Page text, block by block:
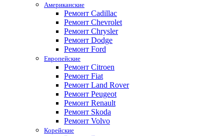
Американские
Ремонт Cadillac
Ремонт Chevrolet
Ремонт Chrysler
Ремонт Dodge
Ремонт Ford
Европейские
Ремонт Citroen
Ремонт Fiat
Ремонт Land Rover
Ремонт Peugeot
Ремонт Renault
Ремонт Skoda
Ремонт Volvo
Корейские